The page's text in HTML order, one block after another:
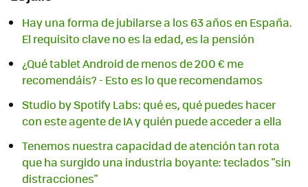
Hay una forma de jubilarse a los 63 años en España.
El requisito clave no es la edad, es la pensión
¿Qué tablet Android de menos de 200 € me
recomendáis? - Esto es lo que recomendamos
Studio by Spotify Labs: qué es, qué puedes hacer
con este agente de IA y quién puede acceder a ella
Tenemos nuestra capacidad de atención tan rota
que ha surgido una industria boyante: teclados "sin
distracciones"